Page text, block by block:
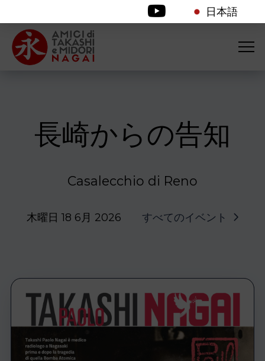
日本語
長崎からの告知
Casalecchio di Reno
木曜日 18 6月 2026 すべてのイベント